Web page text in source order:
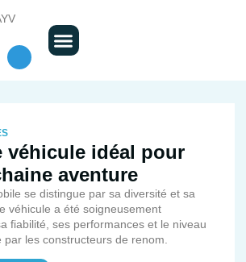
véhicule idéal pour
aventure
se distingue par sa diversité et sa
véhicule a été soigneusement
fiabilité, ses performances et le niveau
les constructeurs de renom.